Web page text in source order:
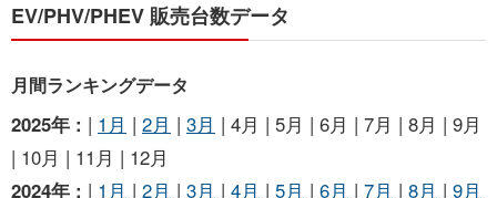
EV/PHV/PHEV 販売台数データ
月間ランキングデータ
2025年 : | 1月 | 2月 | 3月 | 4月 | 5月 | 6月 | 7月 | 8月 | 9月
| 10月 | 11月 | 12月
2024年 : | 1月 | 2月 | 3月 | 4月 | 5月 | 6月 | 7月 | 8月 | 9月